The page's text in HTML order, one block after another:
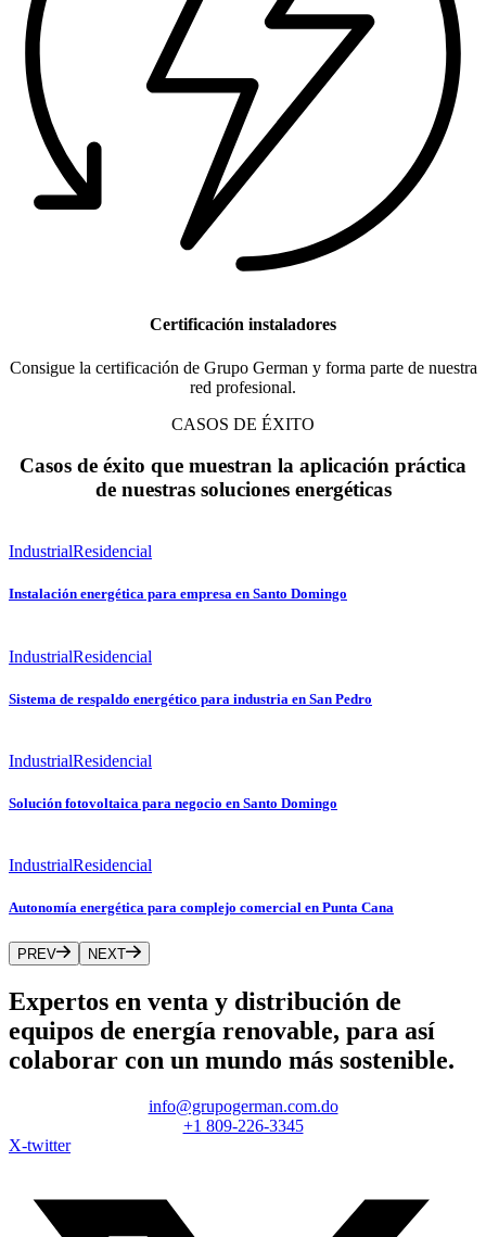
Certificación instaladores
Consigue la certificación de Grupo German y forma parte de nuestra
red profesional.
CASOS DE ÉXITO
Casos de éxito que muestran la aplicación práctica
de nuestras soluciones energéticas
IndustrialResidencial
Instalación energética para empresa en Santo Domingo
IndustrialResidencial
Sistema de respaldo energético para industria en San Pedro
IndustrialResidencial
Solución fotovoltaica para negocio en Santo Domingo
IndustrialResidencial
Autonomía energética para complejo comercial en Punta Cana
PREV NEXT
Expertos en venta y distribución de
equipos de energía renovable, para así
colaborar con un mundo más sostenible.
info@grupogerman.com.do
+1 809-226-3345
X-twitter